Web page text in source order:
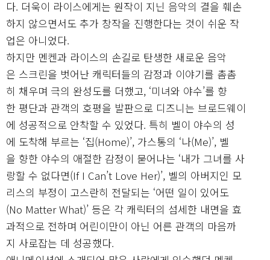
다. 더욱이 라이스에게는 원작이 지닌 음악의 결을 훼손
하지 않으면서도 추가 창작을 진행한다는 것이 쉬운 작
업은 아니었다.
하지만 멘켄과 라이스의 손길로 탄생한 새로운 음악
은 스크린을 벗어난 캐릭터들의 감정과 이야기를 촘촘
히 채우며 극의 완성도를 더했고, ‘미녀와 야수’를 향
한 평단과 관객의 호평을 발판으로 디즈니는 브로드웨이
에 성공적으로 안착할 수 있었다. 특히 벨이 야수의 성
에 도착해 부르는 ‘집(Home)’, 가스통의 ‘나(Me)’, 벨
을 향한 야수의 애절한 감정이 묻어나는 ‘내가 그녀를 사
랑할 수 없다면(If I Can’t Love Her)’, 벨의 아버지인 모
리스의 부정이 고스란히 전달되는 ‘어떤 일이 있어도
(No Matter What)’ 등은 각 캐릭터의 섬세한 내면을 효
과적으로 전하며 어린이만이 아닌 어른 관객의 마음까
지 사로잡는 데 성공했다.